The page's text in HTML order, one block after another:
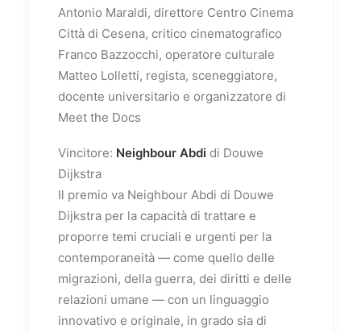
Antonio Maraldi, direttore Centro Cinema
Città di Cesena, critico cinematografico
Franco Bazzocchi, operatore culturale
Matteo Lolletti, regista, sceneggiatore,
docente universitario e organizzatore di
Meet the Docs
Vincitore: Neighbour Abdi di Douwe
Dijkstra
Il premio va Neighbour Abdi di Douwe
Dijkstra per la capacità di trattare e
proporre temi cruciali e urgenti per la
contemporaneità — come quello delle
migrazioni, della guerra, dei diritti e delle
relazioni umane — con un linguaggio
innovativo e originale, in grado sia di